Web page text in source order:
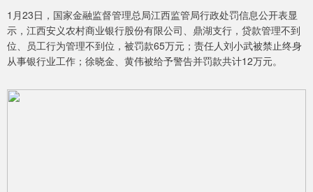
1月23日，国家金融监督管理总局江西监管局行政处罚信息公开表显
示，江西安义农村商业银行股份有限公司、鼎湖支行，贷款管理不到
位、员工行为管理不到位，被罚款65万元；责任人刘小武被禁止终身
从事银行业工作；徐晓金、黄伟被给予警告并罚款共计12万元。